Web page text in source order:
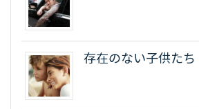
存在のない子供たち